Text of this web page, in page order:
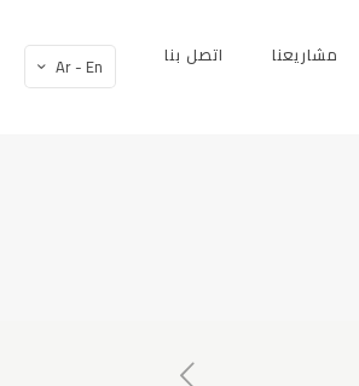
مشاريعنا اتصل بنا Ar - En